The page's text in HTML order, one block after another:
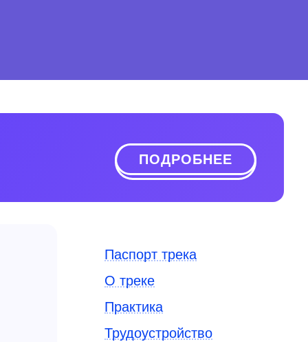
ПОДРОБНЕЕ
Паспорт трека
О треке
Практика
Трудоустройство